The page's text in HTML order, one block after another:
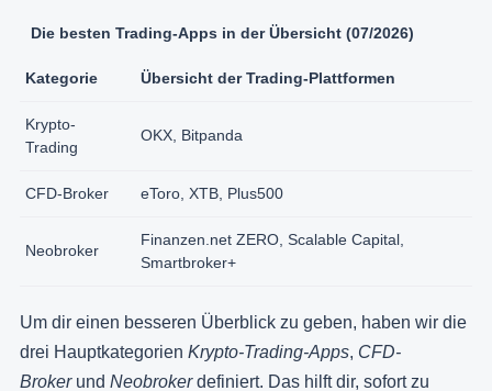
Die besten Trading-Apps in der Übersicht (07/2026)
Kategorie Übersicht der Trading-Plattformen
Krypto-
Trading
OKX, Bitpanda
CFD-Broker eToro, XTB, Plus500
Neobroker
Finanzen.net ZERO, Scalable Capital,
Smartbroker+
Um dir einen besseren Überblick zu geben, haben wir die
drei Hauptkategorien Krypto-Trading-Apps, CFD-
Brokerund Neobrokerdefiniert. Das hilft dir, sofort zu